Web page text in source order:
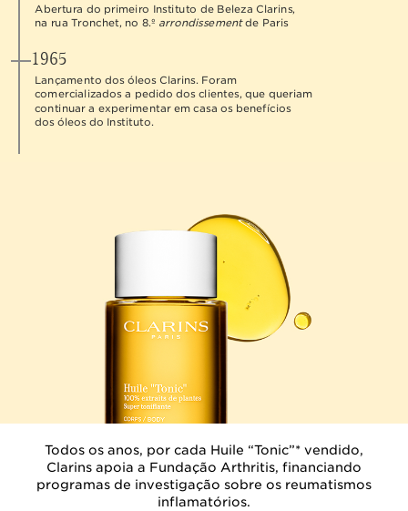
Abertura do primeiro Instituto de Beleza Clarins,
na rua Tronchet, no 8.º arrondissementde Paris
1965
Lançamento dos óleos Clarins. Foram
comercializados a pedido dos clientes, que queriam
continuar a experimentar em casa os benefícios
dos óleos do Instituto.
Todos os anos, por cada Huile “Tonic”* vendido,
Clarins apoia a Fundação Arthritis, financiando
programas de investigação sobre os reumatismos
inflamatórios.